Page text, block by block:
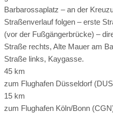
Barbarossaplatz – an der
Straßenverlauf folgen – erste
(vor der Fußgängerbrücke) –
Straße rechts, Alte Mauer am
Straße links, Kaygasse.
45 km
zum Flughafen Düsseldorf
15 km
zum Flughafen Köln/Bonn